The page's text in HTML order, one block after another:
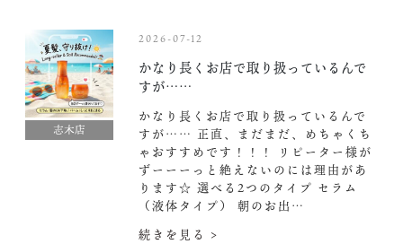
志木店
2026-07-12
かなり長くお店で取り扱っているんで
すが……
かなり長くお店で取り扱っているんで
すが…… 正直、まだまだ、めちゃくち
ゃおすすめです！！！ リピーター様が
ずーーーっと絶えないのには理由があ
ります☆ 選べる2つのタイプ セラム
（液体タイプ） 朝のお出…
続きを見る >